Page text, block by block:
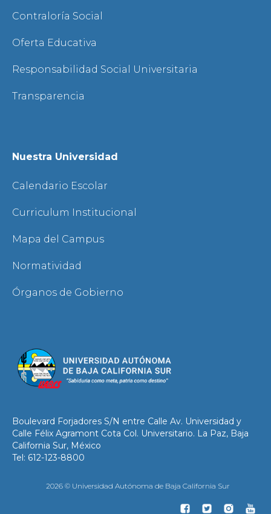
Contraloría Social
Oferta Educativa
Responsabilidad Social Universitaria
Transparencia
Nuestra Universidad
Calendario Escolar
Curriculum Institucional
Mapa del Campus
Normatividad
Órganos de Gobierno
Boulevard Forjadores S/N entre Calle Av. Universidad y
Calle Félix Agramont Cota Col. Universitario. La Paz, Baja
California Sur, México
Tel: 612-123-8800
2026 © Universidad Autónoma de Baja California Sur